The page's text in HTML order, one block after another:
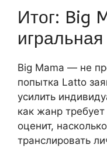
Итог: Big
Big Mama — не
попытка Latto
усилить
как жанр
оценит,
транслировать